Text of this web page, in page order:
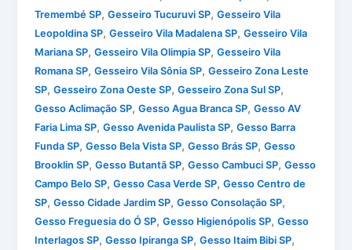
Tremembé SP,Gesseiro Tucuruvi SP,Gesseiro Vila
Leopoldina SP,Gesseiro Vila Madalena SP,Gesseiro Vila
Mariana SP,Gesseiro Vila Olimpia SP,Gesseiro Vila
Romana SP,Gesseiro Vila Sônia SP,Gesseiro Zona Leste
SP,Gesseiro Zona Oeste SP,Gesseiro Zona Sul SP,
Gesso Aclimação SP,Gesso Agua Branca SP,Gesso AV
Faria Lima SP,Gesso Avenida Paulista SP,Gesso Barra
Funda SP,Gesso Bela Vista SP,Gesso Brás SP,Gesso
Brooklin SP,Gesso Butantã SP,Gesso Cambuci SP,Gesso
Campo Belo SP,Gesso Casa Verde SP,Gesso Centro de
SP,Gesso Cidade Jardim SP,Gesso Consolação SP,
Gesso Freguesia do Ó SP,Gesso Higienópolis SP,Gesso
Interlagos SP,Gesso Ipiranga SP,Gesso Itaim Bibi SP,